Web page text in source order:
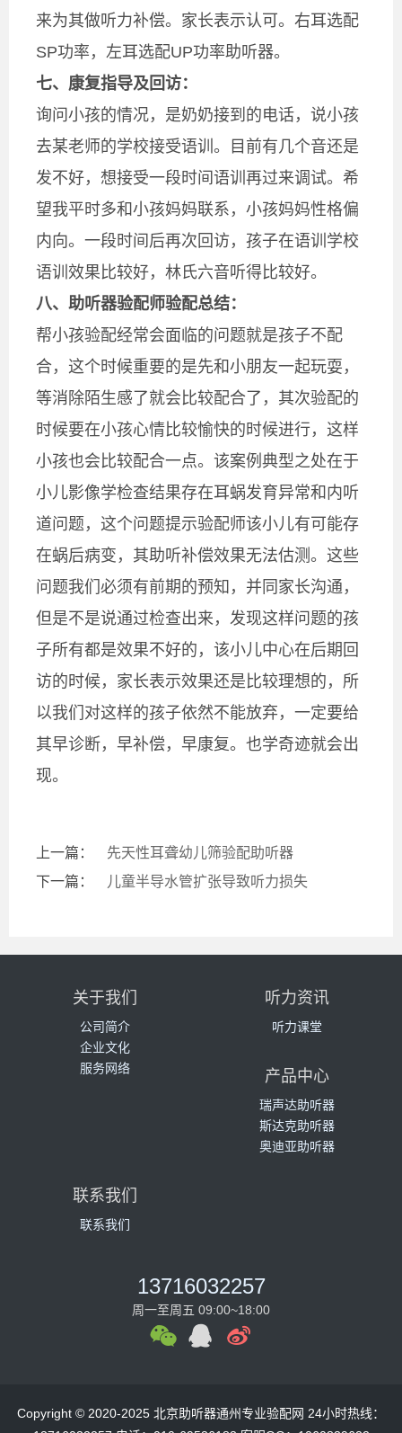
来为其做听力补偿。家长表示认可。右耳选配
SP功率，左耳选配UP功率助听器。
七、康复指导及回访：
询问小孩的情况，是奶奶接到的电话，说小孩
去某老师的学校接受语训。目前有几个音还是
发不好，想接受一段时间语训再过来调试。希
望我平时多和小孩妈妈联系，小孩妈妈性格偏
内向。一段时间后再次回访，孩子在语训学校
语训效果比较好，林氏六音听得比较好。
八、助听器验配师验配总结：
帮小孩验配经常会面临的问题就是孩子不配
合，这个时候重要的是先和小朋友一起玩耍，
等消除陌生感了就会比较配合了，其次验配的
时候要在小孩心情比较愉快的时候进行，这样
小孩也会比较配合一点。该案例典型之处在于
小儿影像学检查结果存在耳蜗发育异常和内听
道问题，这个问题提示验配师该小儿有可能存
在蜗后病变，其助听补偿效果无法估测。这些
问题我们必须有前期的预知，并同家长沟通，
但是不是说通过检查出来，发现这样问题的孩
子所有都是效果不好的，该小儿中心在后期回
访的时候，家长表示效果还是比较理想的，所
以我们对这样的孩子依然不能放弃，一定要给
其早诊断，早补偿，早康复。也学奇迹就会出
现。
上一篇：
先天性耳聋幼儿筛验配助听器
下一篇：
儿童半导水管扩张导致听力损失
关于我们
公司简介
企业文化
服务网络
听力资讯
听力课堂
产品中心
瑞声达助听器
斯达克助听器
奥迪亚助听器
联系我们
联系我们
13716032257
周一至周五 09:00~18:00
Copyright © 2020-2025 北京助听器通州专业验配网 24小时热线：